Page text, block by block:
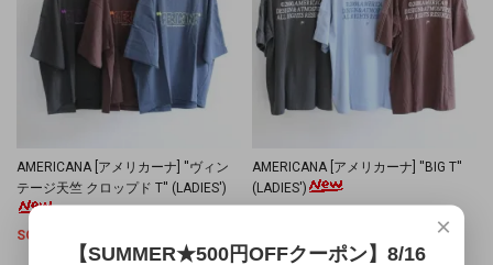
AMERICANA [アメリカーナ] ''ヴィン
テージ天竺 クロップド T'' (LADIES')
SOLD OUT
AMERICANA [アメリカーナ] ''BIG T''
(LADIES')
×
【SUMMER★500円OFFクーポン】8/16